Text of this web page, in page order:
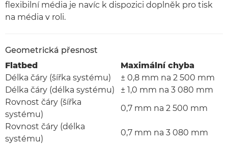
flexibilní média je navíc k dispozici doplněk pro tisk
na média v roli.
Geometrická přesnost
Flatbed
Maximální chyba
Délka čáry (šířka systému)
± 0,8 mm na 2 500 mm
Délka čáry (délka systému)
± 1,0 mm na 3 080 mm
Rovnost čáry (šířka
systému)
0,7 mm na 2 500 mm
Rovnost čáry (délka
systému)
0,7 mm na 3 080 mm